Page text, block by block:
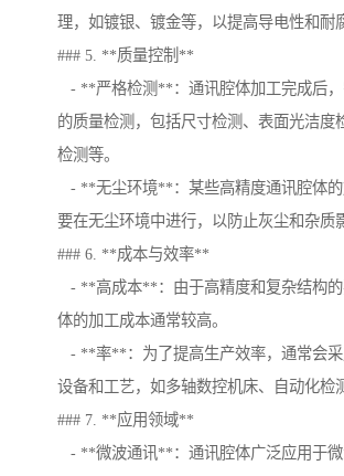
理，如镀银、镀金等，以提高导电性和耐
### 5. **质量控制**
- **严格检测**：通讯腔体加工完成后
的质量检测，包括尺寸检测、表面光洁度
检测等。
- **无尘环境**：某些高精度通讯腔体
要在无尘环境中进行，以防止灰尘和杂质
### 6. **成本与效率**
- **高成本**：由于高精度和复杂结构
体的加工成本通常较高。
- **率**：为了提高生产效率，通常会采
设备和工艺，如多轴数控机床、自动化检
### 7. **应用领域**
- **微波通讯**：通讯腔体广泛应用于